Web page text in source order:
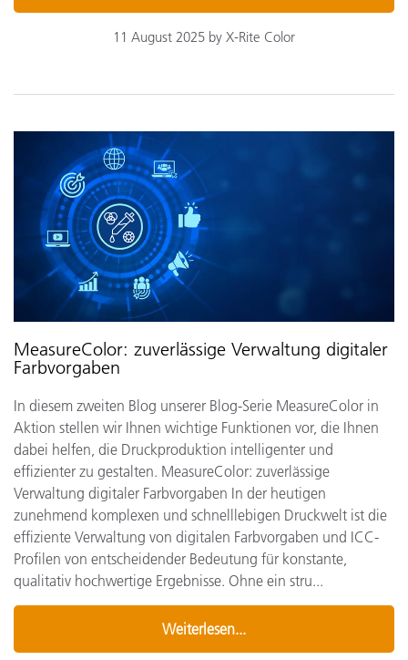
11 August 2025 by X-Rite Color
MeasureColor: zuverlässige Verwaltung digitaler
Farbvorgaben
In diesem zweiten Blog unserer Blog-Serie MeasureColor in
Aktion stellen wir Ihnen wichtige Funktionen vor, die Ihnen
dabei helfen, die Druckproduktion intelligenter und
effizienter zu gestalten. MeasureColor: zuverlässige
Verwaltung digitaler Farbvorgaben In der heutigen
zunehmend komplexen und schnelllebigen Druckwelt ist die
effiziente Verwaltung von digitalen Farbvorgaben und ICC-
Profilen von entscheidender Bedeutung für konstante,
qualitativ hochwertige Ergebnisse. Ohne ein stru...
Weiterlesen...